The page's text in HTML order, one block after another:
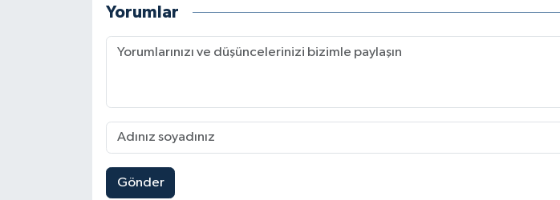
Yorumlar
Gönder